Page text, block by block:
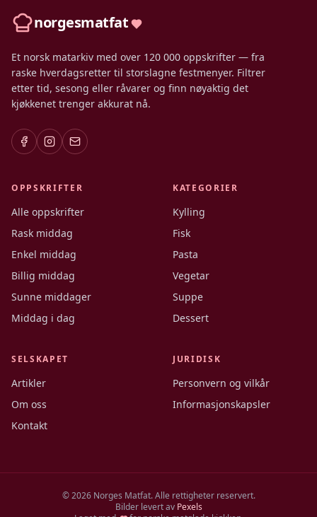
norgesmatfat
Et norsk matarkiv med over 120 000 oppskrifter — fra
raske hverdagsretter til storslagne festmenyer. Filtrer
etter tid, sesong eller råvarer og finn nøyaktig det
kjøkkenet trenger akkurat nå.
OPPSKRIFTER
Alle oppskrifter
Rask middag
Enkel middag
Billig middag
Sunne middager
Middag i dag
KATEGORIER
Kylling
Fisk
Pasta
Vegetar
Suppe
Dessert
SELSKAPET
Artikler
Om oss
Kontakt
JURIDISK
Personvern og vilkår
Informasjonskapsler
©2026Norges Matfat. Alle rettigheter reservert.
Bilder levert av Pexels